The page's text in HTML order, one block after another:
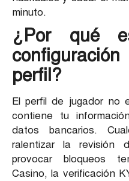
minuto.
¿Por qué
perfil?
El perfil de jugador no
contiene tu
datos bancarios.
ralentizar la revisión
provocar bloqueos
Casino, la verificación